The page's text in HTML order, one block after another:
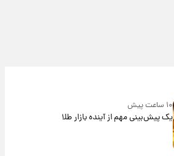
۱۰ ساعت پیش
یک پیش‌بینی مهم از آینده بازار طلا